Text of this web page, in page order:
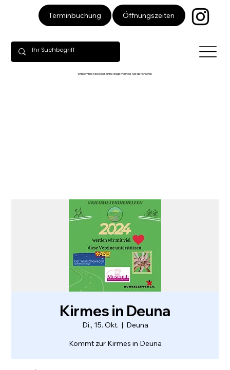
Terminbuchung Öffnungszeiten
Willkommen bei der Einheitsgemeinde Niederorschel
Kirmes in Deuna
Di., 15. Okt.
  |
Deuna
Kommt zur Kirmes in Deuna